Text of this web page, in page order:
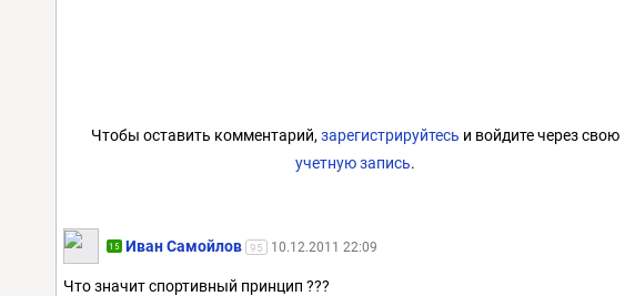
Чтобы оставить комментарий, зарегистрируйтесь и войдите через свою
учетную запись.
15 Иван Самойлов 95 10.12.2011 22:09
Что значит спортивный принцип ???